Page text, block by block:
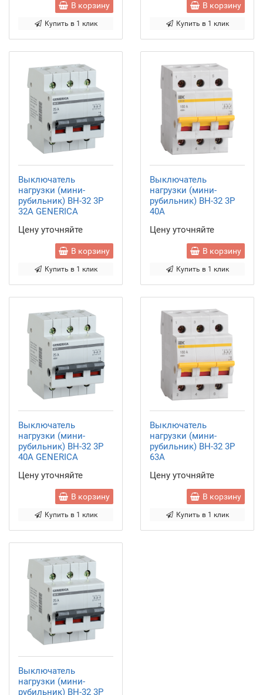
В корзину
Купить в 1 клик
В корзину
Купить в 1 клик
Выключатель
нагрузки (мини-
рубильник) ВН-32 3Р
32А GENERICA
Цену уточняйте
В корзину
Купить в 1 клик
Выключатель
нагрузки (мини-
рубильник) ВН-32 3Р
40А
Цену уточняйте
В корзину
Купить в 1 клик
Выключатель
нагрузки (мини-
рубильник) ВН-32 3Р
40А GENERICA
Цену уточняйте
В корзину
Купить в 1 клик
Выключатель
нагрузки (мини-
рубильник) ВН-32 3Р
63А
Цену уточняйте
В корзину
Купить в 1 клик
Выключатель
нагрузки (мини-
рубильник) ВН-32 3Р